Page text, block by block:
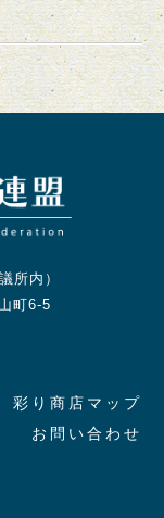
所内）
町6-5
彩り商店マップ
お問い合わせ